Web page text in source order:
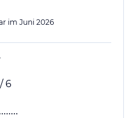
im Juni 2026
/ 6